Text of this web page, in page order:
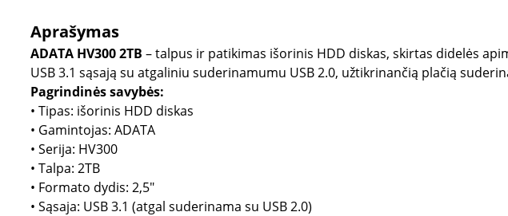
Aprašymas
ADATA HV300 2TB – talpus ir patikimas išorinis HDD diskas, skirtas didelės
USB 3.1 sąsają su atgaliniu suderinamumu USB 2.0, užtikrinančią plačią
Pagrindinės savybės:
• Tipas: išorinis HDD diskas
• Gamintojas: ADATA
• Serija: HV300
• Talpa: 2TB
• Formato dydis: 2,5"
• Sąsaja: USB 3.1 (atgal suderinama su USB 2.0)